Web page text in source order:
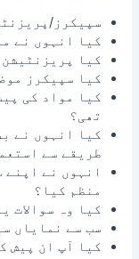
سپیکرز/
کیا انہوں نے
کیا
کیا سپیکرز
کیا مواد کی
تھی؟
کیا انہوں نے
طریقے سے
انہوں نے اپنے
منظم کیا؟
کیا وہ سوالات
سب سے نمایاں
کیا آپ ان پیش